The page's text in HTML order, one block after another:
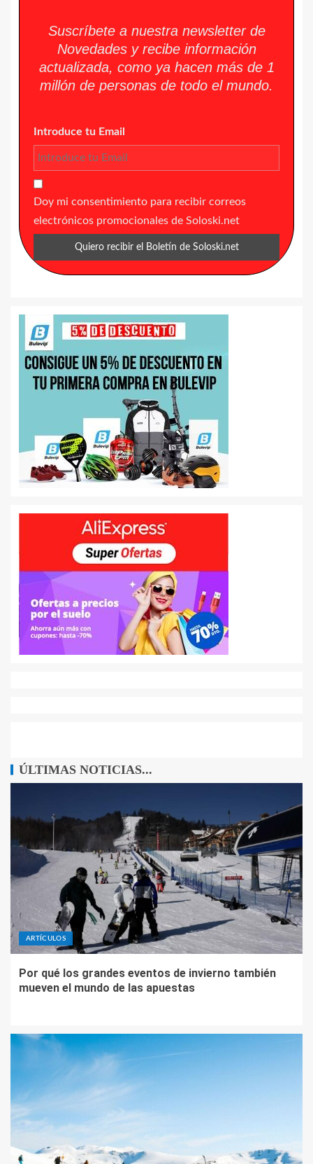
Suscríbete a nuestra newsletter de
Novedades y recibe información
actualizada, como ya hacen más de 1
millón de personas de todo el mundo.
Introduce tu Email
Doy mi consentimiento para recibir correos
electrónicos promocionales de Soloski.net
ÚLTIMAS NOTICIAS...
ARTÍCULOS
Por qué los grandes eventos de invierno también
mueven el mundo de las apuestas